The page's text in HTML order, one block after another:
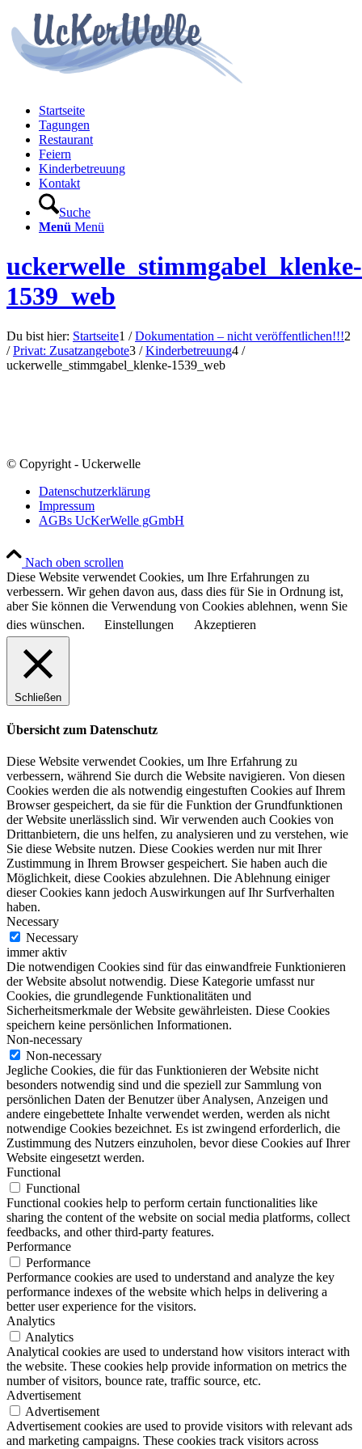
Startseite
Tagungen
Restaurant
Feiern
Kinderbetreuung
Kontakt
Suche
Menü Menü
uckerwelle_stimmgabel_klenke-
1539_web
Du bist hier: Startseite1 / Dokumentation – nicht veröffentlichen!!!2
/ Privat: Zusatzangebote3 / Kinderbetreuung4 /
uckerwelle_stimmgabel_klenke-1539_web
© Copyright - Uckerwelle
Datenschutzerklärung
Impressum
AGBs UcKerWelle gGmbH
Nach oben scrollen
Diese Website verwendet Cookies, um Ihre Erfahrungen zu
verbessern. Wir gehen davon aus, dass dies für Sie in Ordnung ist,
aber Sie können die Verwendung von Cookies ablehnen, wenn Sie
dies wünschen.
Einstellungen Akzeptieren
Schließen
Übersicht zum Datenschutz
Diese Website verwendet Cookies, um Ihre Erfahrung zu
verbessern, während Sie durch die Website navigieren. Von diesen
Cookies werden die als notwendig eingestuften Cookies auf Ihrem
Browser gespeichert, da sie für die Funktion der Grundfunktionen
der Website unerlässlich sind. Wir verwenden auch Cookies von
Drittanbietern, die uns helfen, zu analysieren und zu verstehen, wie
Sie diese Website nutzen. Diese Cookies werden nur mit Ihrer
Zustimmung in Ihrem Browser gespeichert. Sie haben auch die
Möglichkeit, diese Cookies abzulehnen. Die Ablehnung einiger
dieser Cookies kann jedoch Auswirkungen auf Ihr Surfverhalten
haben.
Necessary
Necessary
immer aktiv
Die notwendigen Cookies sind für das einwandfreie Funktionieren
der Website absolut notwendig. Diese Kategorie umfasst nur
Cookies, die grundlegende Funktionalitäten und
Sicherheitsmerkmale der Website gewährleisten. Diese Cookies
speichern keine persönlichen Informationen.
Non-necessary
Non-necessary
Jegliche Cookies, die für das Funktionieren der Website nicht
besonders notwendig sind und die speziell zur Sammlung von
persönlichen Daten der Benutzer über Analysen, Anzeigen und
andere eingebettete Inhalte verwendet werden, werden als nicht
notwendige Cookies bezeichnet. Es ist zwingend erforderlich, die
Zustimmung des Nutzers einzuholen, bevor diese Cookies auf Ihrer
Website eingesetzt werden.
Functional
Functional
Functional cookies help to perform certain functionalities like
sharing the content of the website on social media platforms, collect
feedbacks, and other third-party features.
Performance
Performance
Performance cookies are used to understand and analyze the key
performance indexes of the website which helps in delivering a
better user experience for the visitors.
Analytics
Analytics
Analytical cookies are used to understand how visitors interact with
the website. These cookies help provide information on metrics the
number of visitors, bounce rate, traffic source, etc.
Advertisement
Advertisement
Advertisement cookies are used to provide visitors with relevant ads
and marketing campaigns. These cookies track visitors across